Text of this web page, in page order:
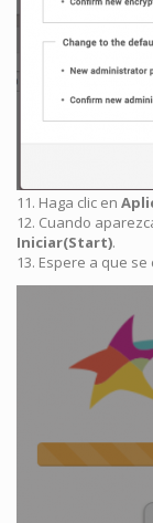
11. Haga clic en
12. Cuando
Iniciar(Start).
13. Espere a que